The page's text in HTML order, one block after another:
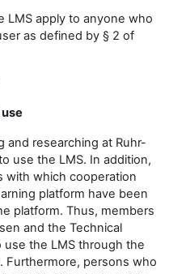
LMS apply to anyone who
as defined by § 2 of
and researching at Ruhr-
use the LMS. In addition,
with which cooperation
platform have been
platform. Thus, members
and the Technical
use the LMS through the
Furthermore, persons who